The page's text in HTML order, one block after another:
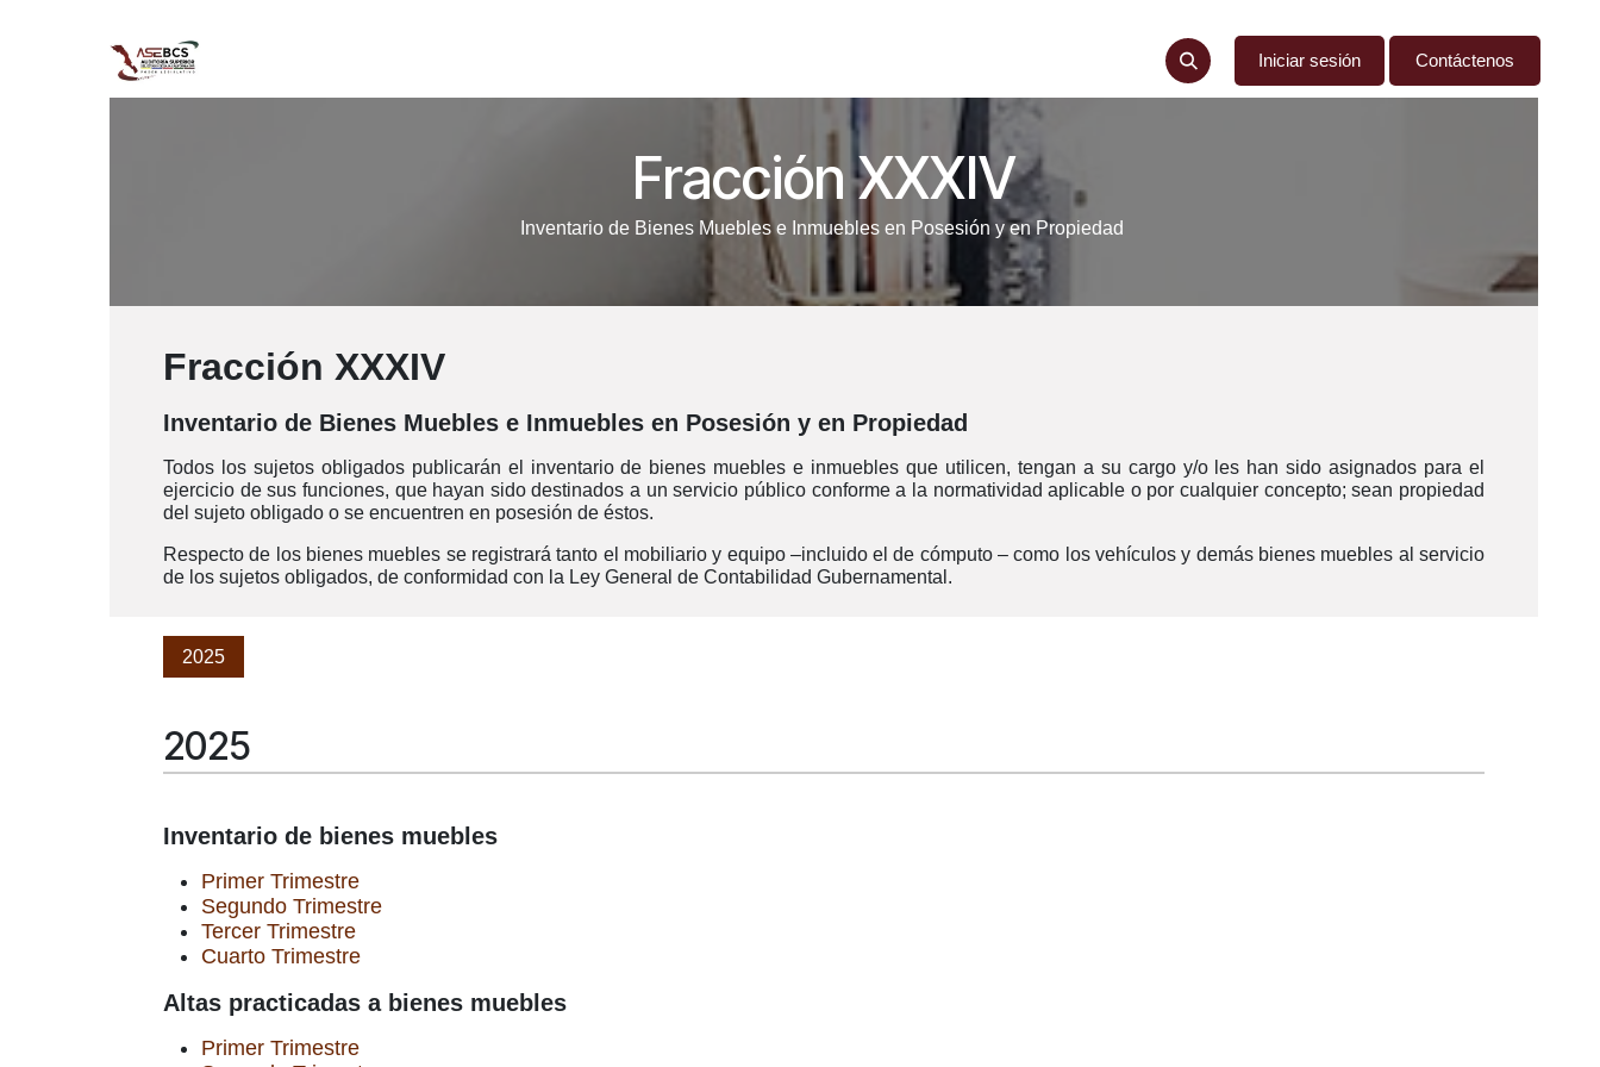
Denuncias Iniciar sesión Contáctenos
Fracción XXXIV
Inventario de Bienes Muebles e Inmuebles en Posesión y en Propiedad
Fracción XXXIV
Inventario de Bienes Muebles e Inmuebles en Posesión y en Propiedad
Todos los sujetos obligados publicarán el inventario de bienes muebles e inmuebles que utilicen, tengan a su cargo y/o les han sido asignados para el
ejercicio de sus funciones, que hayan sido destinados a un servicio público conforme a la normatividad aplicable o por cualquier concepto; sean propiedad
del sujeto obligado o se encuentren en posesión de éstos.
Respecto de los bienes muebles se registrará tanto el mobiliario y equipo –incluido el de cómputo – como los vehículos y demás bienes muebles al servicio
de los sujetos obligados, de conformidad con la Ley General de Contabilidad Gubernamental.
2025
2025
Inventario de bienes muebles
Primer Trimestre
Segundo Trimestre
Tercer Trimestre
Cuarto Trimestre
Altas practicadas a bienes muebles ​
Primer Trimestre